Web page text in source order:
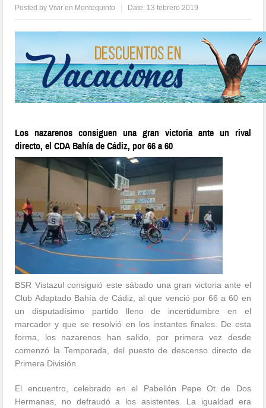
Posted byVivir en Montequinto Date: 13 febrero 2019
Los nazarenos consiguen una gran victoria ante un rival
directo, el CDA Bahía de Cádiz, por 66 a 60
BSR Vistazul consiguió este sábado una gran victoria ante el
Club Adaptado Bahía de Cádiz, al que venció por 66 a 60 en
un disputadísimo partido lleno de incertidumbre en el
marcador y que se resolvió en los instantes finales. De esta
forma, los nazarenos han salido, por primera vez desde
comenzó la Temporada, del puesto de descenso directo de
Primera División.
El encuentro, celebrado en el Pabellón Pepe Ot de Dos
Hermanas, no defraudó a los asistentes. La igualdad era